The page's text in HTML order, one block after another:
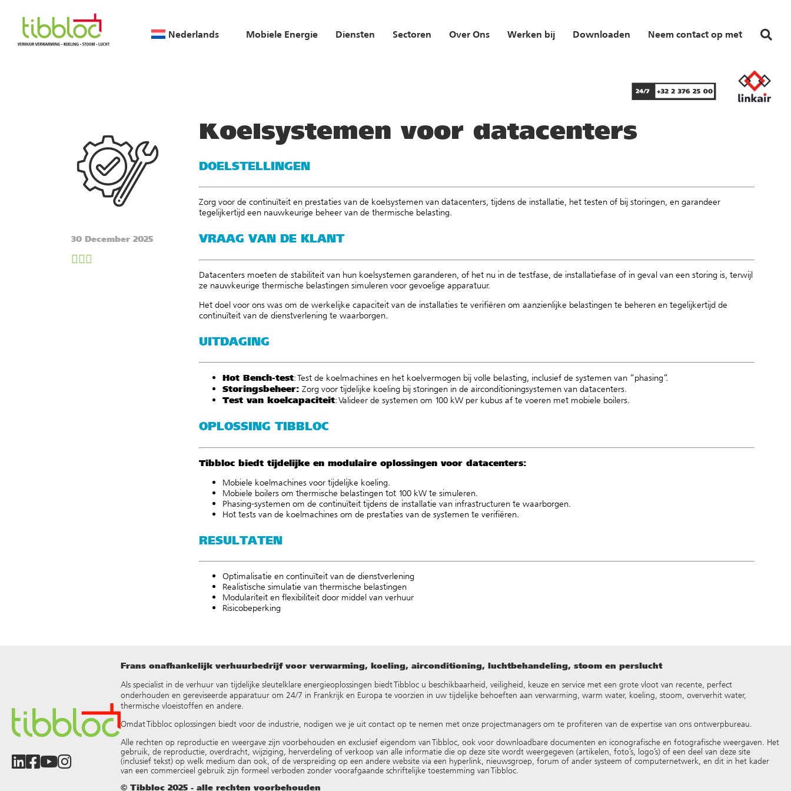
Nederlands Mobiele Energie Diensten Sectoren Over Ons Werken bij Downloaden Neem contact op met
30 December 2025
Koelsystemen voor datacenters
DOELSTELLINGEN
Zorg voor de continuïteit en prestaties van de koelsystemen van datacenters, tijdens de installatie, het testen of bij storingen, en garandeer
tegelijkertijd een nauwkeurige beheer van de thermische belasting.
VRAAG VAN DE KLANT
Datacenters moeten de stabiliteit van hun koelsystemen garanderen, of het nu in de testfase, de installatiefase of in geval van een storing is, terwijl
ze nauwkeurige thermische belastingen simuleren voor gevoelige apparatuur.
Het doel voor ons was om de werkelijke capaciteit van de installaties te verifiëren om aanzienlijke belastingen te beheren en tegelijkertijd de
continuïteit van de dienstverlening te waarborgen.
UITDAGING
Hot Bench-test: Test de koelmachines en het koelvermogen bij volle belasting, inclusief de systemen van “phasing”.
Storingsbeheer: Zorg voor tijdelijke koeling bij storingen in de airconditioningsystemen van datacenters.
Test van koelcapaciteit: Valideer de systemen om 100 kW per kubus af te voeren met mobiele boilers.
OPLOSSING TIBBLOC
Tibbloc biedt tijdelijke en modulaire oplossingen voor datacenters:
Mobiele koelmachines voor tijdelijke koeling.
Mobiele boilers om thermische belastingen tot 100 kW te simuleren.
Phasing-systemen om de continuïteit tijdens de installatie van infrastructuren te waarborgen.
Hot tests van de koelmachines om de prestaties van de systemen te verifiëren.
RESULTATEN
Optimalisatie en continuïteit van de dienstverlening
Realistische simulatie van thermische belastingen
Modulariteit en flexibiliteit door middel van verhuur
Risicobeperking
Frans onafhankelijk verhuurbedrijf voor verwarming, koeling, airconditioning, luchtbehandeling, stoom en perslucht
Als specialist in de verhuur van tijdelijke sleutelklare energieoplossingen biedt Tibbloc u beschikbaarheid, veiligheid, keuze en service met een grote vloot van recente, perfect
onderhouden en gereviseerde apparatuur om 24/7 in Frankrijk en Europa te voorzien in uw tijdelijke behoeften aan verwarming, warm water, koeling, stoom, oververhit water,
thermische vloeistoffen en andere
Omdat Tibbloc oplossingen biedt voor de industrie, nodigen we je uit contact op te nemen met onze projectmanagers om te profiteren van de expertise van ons ontwerpbureau.
Alle rechten op reproductie en weergave zijn voorbehouden en exclusief eigendom van Tibbloc, ook voor downloadbare documenten en iconografische en fotografische weergaven. Het
gebruik, de reproductie, overdracht, wijziging, herverdeling of verkoop van alle informatie die op deze site wordt weergegeven (artikelen, foto’s, logo’s) of een deel van deze site
(inclusief tekst) op welk medium dan ook, of de verspreiding op een andere website via een hyperlink, nieuwsgroep, forum of ander systeem of computernetwerk, en dit in het kader
van een commercieel gebruik zijn formeel verboden zonder voorafgaande schriftelijke toestemming van Tibbloc.
© Tibbloc 2025 - alle rechten voorbehouden